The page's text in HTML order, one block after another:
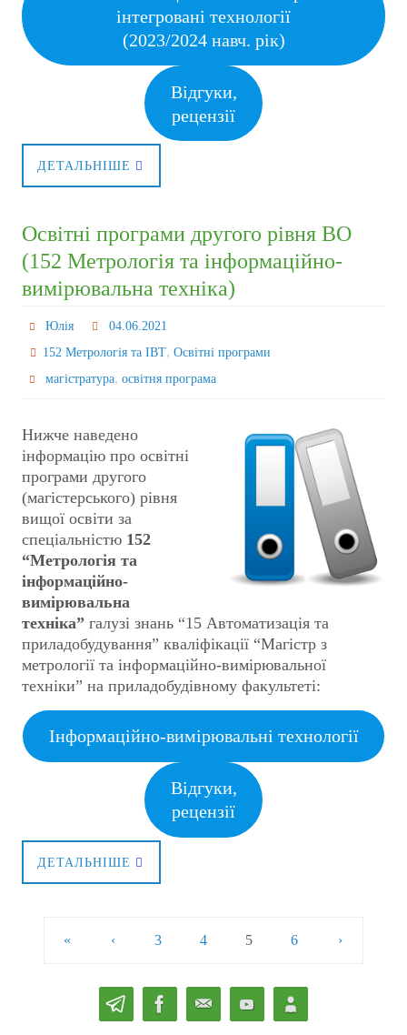
інтегровані технології
(2023/2024 навч. рік)
Відгуки,
рецензії
ДЕТАЛЬНІШЕ
Освітні програми другого рівня ВО
(152 Метрологія та інформаційно-
вимірювальна техніка)
Юлія
04.06.2021
152 Метрологія та ІВТ,Освітні програми
магістратура,освітня програма
Нижче наведено
інформацію про освітні
програми другого
(магістерського) рівня
вищої освіти за
спеціальністю 152
“Метрологія та
інформаційно-
вимірювальна
техніка” галузі знань “15 Автоматизація та
приладобудування” кваліфікації “Магістр з
метрології та інформаційно-вимірювальної
техніки” на приладобудівному факультеті:
Інформаційно-вимірювальні технології
Відгуки,
рецензії
ДЕТАЛЬНІШЕ
« ‹ 3 4 5 6 ›